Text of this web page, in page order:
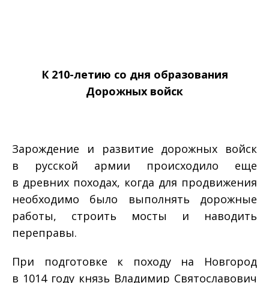
К 210-летию со дня образования
Дорожных войск
Зарождение и развитие дорожных войск
в русской армии происходило еще
в древних походах, когда для продвижения
необходимо было выполнять дорожные
работы, строить мосты и наводить
переправы.
При подготовке к походу на Новгород
в 1014 году князь Владимир Святославович